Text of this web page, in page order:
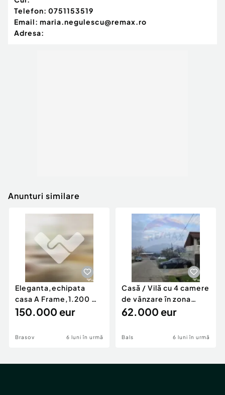
Telefon: 0751153519
Email: maria.negulescu@remax.ro
Adresa:
Anunturi similare
Eleganta,echipata
casa A Frame,1.200 mp
teren,deschidere Pia
150.000 eur
Brasov 6 luni în urmă
Casă / Vilă cu 4 camere
de vânzare în zona
Periferie
62.000 eur
Bals 6 luni în urmă